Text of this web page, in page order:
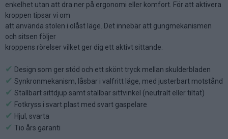
enkelhet utan att dra ner på ergonomi eller komfort. För att aktivera
kroppen tipsar vi om
att använda stolen i olåst läge. Det innebär att gungmekanismen
och sitsen följer
kroppens rörelser vilket ger dig ett aktivt sittande.
✔ Design som ger stöd och ett skönt tryck mellan skulderbladen
✔ Synkronmekanism, låsbar i valfritt läge, med justerbart motstånd
✔ Ställbart sittdjup samt ställbar sittvinkel (neutralt eller tiltat)
✔ Fotkryss i svart plast med svart gaspelare
✔ Hjul, svarta
✔ Tio års garanti